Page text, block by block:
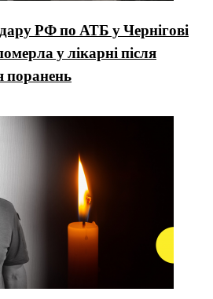
РФ по АТБ у Чернігові
у лікарні після
поранень